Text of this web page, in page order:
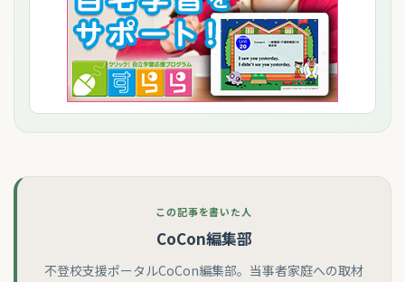
この記事を書いた人
CoCon編集部
不登校支援ポータルCoCon編集部。当事者家庭への取材